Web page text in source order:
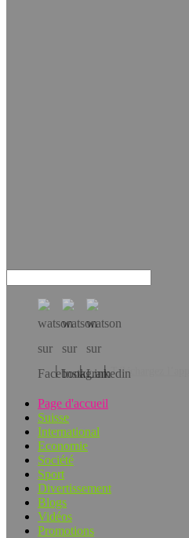
Téléchargez l’app!
Page d'accueil
Suisse
International
Economie
Société
Sport
Divertissement
Blogs
Vidéos
Promotions